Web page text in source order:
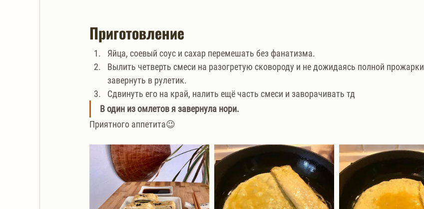
Приготовление
Яйца, соевый соус и сахар перемешать без фанатизма.
Вылить четверть смеси на разогретую сковороду и не дожидаясь полной прожарки
завернуть в рулетик.
Сдвинуть его на край, налить ещё часть смеси и заворачивать тд
В один из омлетов я завернула нори.
Приятного аппетита😉